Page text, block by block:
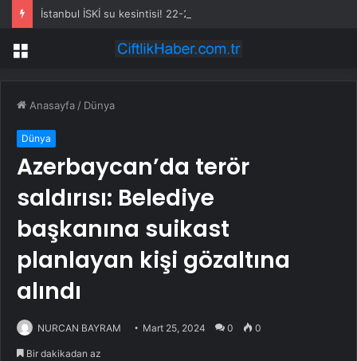
Menü
Anasayfa / Dünya
Dünya
Azerbaycan’da terör
saldırısı: Belediye
başkanına suikast
planlayan kişi gözaltına
alındı
NURCAN BAYRAM Mart 25, 2024 0 0
Bir dakikadan az